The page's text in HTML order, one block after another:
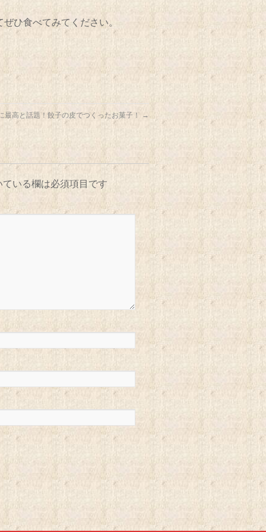
ひ食べてみてください。
最高と話題！餃子の皮でつくったお菓子！ →
いる欄は必須項目です